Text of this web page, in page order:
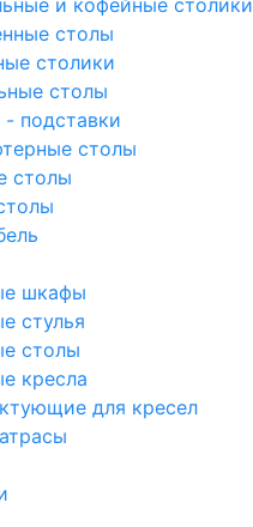
и кофейные столики
столы
столики
столы
подставки
столы
столы
шкафы
стулья
столы
кресла
для кресел